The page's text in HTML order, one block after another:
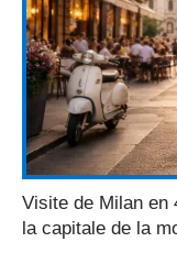
Visite de Milan en
la capitale de la